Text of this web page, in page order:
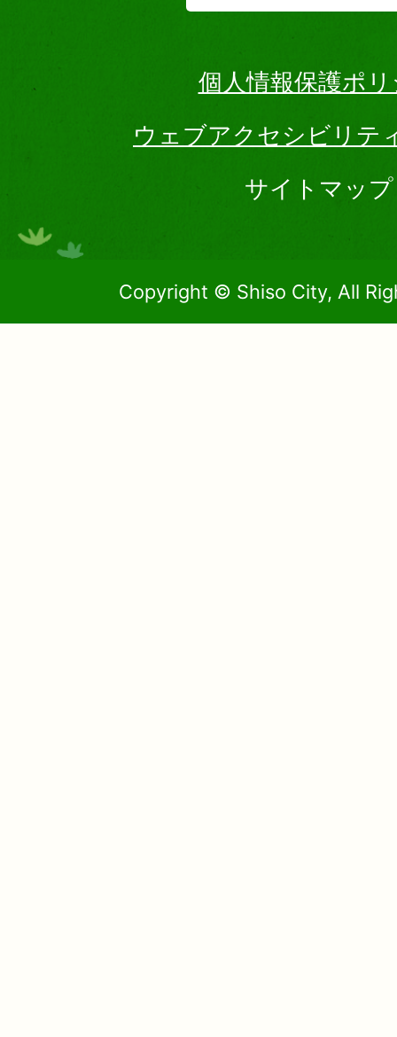
個人情報保護ポ
ウェブアクセシビリテ
サイトマップ
Copyright © Shiso City, All